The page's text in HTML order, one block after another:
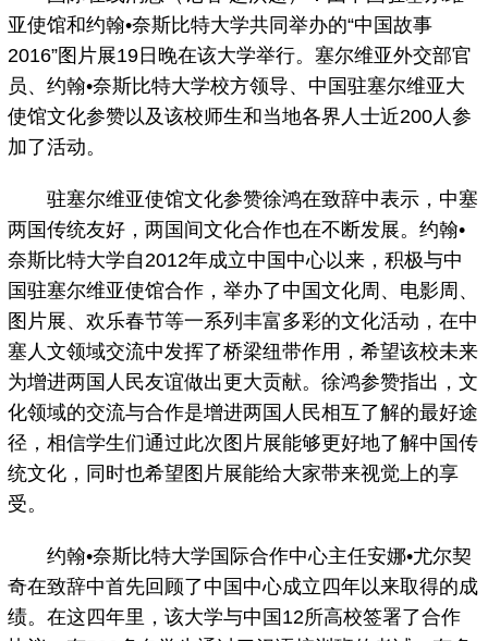
亚使馆和约翰•奈斯比特大学共同举办的“中国故事
2016”图片展19日晚在该大学举行。塞尔维亚外交部官
员、约翰•奈斯比特大学校方领导、中国驻塞尔维亚大
使馆文化参赞以及该校师生和当地各界人士近200人参
加了活动。
驻塞尔维亚使馆文化参赞徐鸿在致辞中表示，中塞
两国传统友好，两国间文化合作也在不断发展。约翰•
奈斯比特大学自2012年成立中国中心以来，积极与中
国驻塞尔维亚使馆合作，举办了中国文化周、电影周、
图片展、欢乐春节等一系列丰富多彩的文化活动，在中
塞人文领域交流中发挥了桥梁纽带作用，希望该校未来
为增进两国人民友谊做出更大贡献。徐鸿参赞指出，文
化领域的交流与合作是增进两国人民相互了解的最好途
径，相信学生们通过此次图片展能够更好地了解中国传
统文化，同时也希望图片展能给大家带来视觉上的享
受。
约翰•奈斯比特大学国际合作中心主任安娜•尤尔契
奇在致辞中首先回顾了中国中心成立四年以来取得的成
绩。在这四年里，该大学与中国12所高校签署了合作